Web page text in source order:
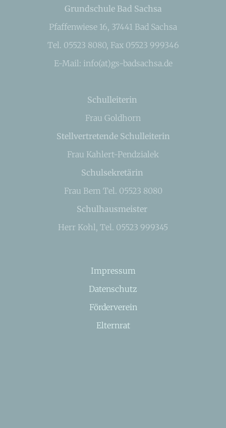
Grundschule Bad Sachsa
Pfaffenwiese 16, 37441 Bad Sachsa
Tel. 05523 8080, Fax 05523 999346
E-Mail: info(at)gs-badsachsa.de
Schulleiterin
Frau Goldhorn
Stellvertretende Schulleiterin
Frau Kahlert-Pendzialek
Schulsekretärin
Frau Bem Tel. 05523 8080
Schulhausmeister
Herr Kohl, Tel. 05523 999345
Impressum
Datenschutz
Förderverein
Elternrat